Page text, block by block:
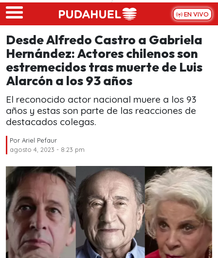
Skip to main content
EN VIVO
Desde Alfredo Castro a Gabriela
Hernández: Actores chilenos son
estremecidos tras muerte de Luis
Alarcón a los 93 años
El reconocido actor nacional muere a los 93
años y estas son parte de las reacciones de
destacados colegas.
Por Ariel Pefaur
agosto 4, 2023 - 8:23 pm